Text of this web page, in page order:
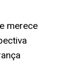
merece